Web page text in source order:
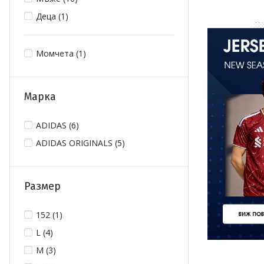
Деца (1)
Момчета (1)
Марка
ADIDAS (6)
ADIDAS ORIGINALS (5)
Размер
152 (1)
L (4)
M (3)